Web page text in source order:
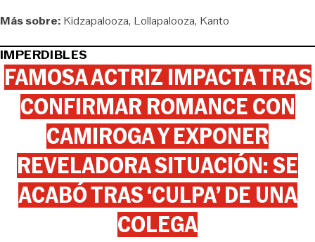
Más sobre: Kidzapalooza Lollapalooza Kanto
IMPERDIBLES
FAMOSA ACTRIZ IMPACTA TRAS
CONFIRMAR ROMANCE CON
CAMIROGA Y EXPONER
REVELADORA SITUACIÓN: SE
ACABÓ TRAS ‘CULPA’ DE UNA
COLEGA